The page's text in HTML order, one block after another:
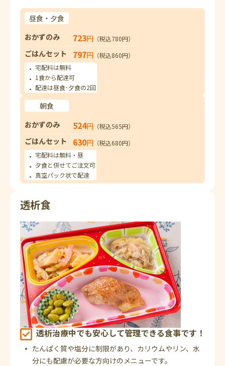
昼食・夕食
おかずのみ
723円 （税込780円）
ごはんセット 797円 （税込860円）
宅配料は無料
1食から配達可
配達は昼食･夕食の2回
朝食
おかずのみ
524円 （税込565円）
ごはんセット 630円 （税込680円）
宅配料は無料・昼
夕食と併せてご注文可
真空パック状で配達
透析食
透析治療中でも安心して管理できる食事です！
たんぱく質や塩分に制限があり、カリウムやリン、水
分にも配慮が必要な方向けのメニューです。